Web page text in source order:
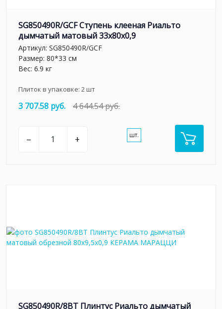
SG850490R/GCF Ступень клееная Риальто
дымчатый матовый 33x80x0,9
Артикул: SG850490R/GCF
Размер: 80*33 см
Вес: 6.9 кг
Плиток в упаковке: 2шт
3 707.58 руб. 4 644.54 руб.
– + шт.
SG850490R/8BT Плинтус Риальто дымчатый